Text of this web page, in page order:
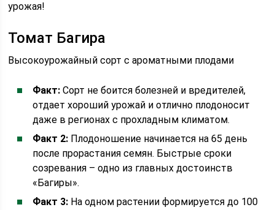
урожая!
Томат Багира
Высокоурожайный сорт с ароматными плодами
Факт: Сорт не боится болезней и вредителей,
отдает хороший урожай и отлично плодоносит
даже в регионах с прохладным климатом.
Факт 2: Плодоношение начинается на 65 день
после прорастания семян. Быстрые сроки
созревания – одно из главных достоинств
«Багиры».
Факт 3: На одном растении формируется до 100